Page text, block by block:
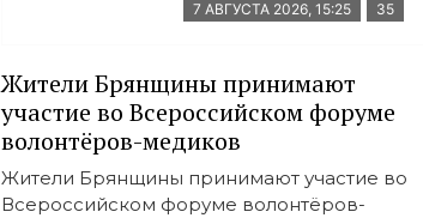
7 АВГУСТА 2026, 15:25 35
Жители Брянщины принимают
участие во Всероссийском форуме
волонтёров-медиков
Жители Брянщины принимают участие во
Всероссийском форуме волонтёров-